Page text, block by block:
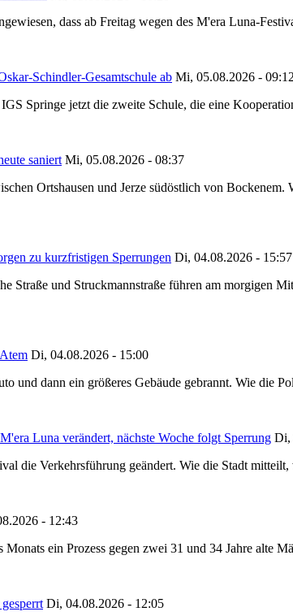
dass ab Freitag wegen des M'era Luna-
Schindler-Gesamtschule ab Mi, 05.08.2026 - 09:12
Springe jetzt die zweite Schule, die eine
saniert Mi, 05.08.2026 - 08:37
Ortshausen und Jerze südöstlich von
zu kurzfristigen Sperrungen Di, 04.08.2026 - 15:57
Straße und Struckmannstraße führen am
Di, 04.08.2026 - 15:00
und dann ein größeres Gebäude gebrannt. Wie die
Luna verändert, nächste Woche folgt Sperrung Di,
die Verkehrsführung geändert. Wie die Stadt
- 12:43
ein Prozess gegen zwei 31 und 34 Jahre alte
Di, 04.08.2026 - 12:05